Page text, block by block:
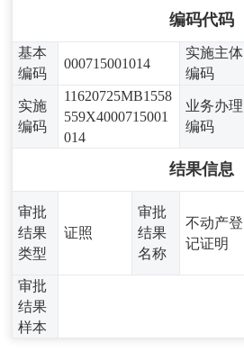
编码代码
基本
编码
000715001014
实施主体
编码
实施
编码
11620725MB1558
559X4000715001
014
业务办理
编码
结果信息
审批
结果
类型
证照
审批
结果
名称
不动产登
记证明
审批
结果
样本